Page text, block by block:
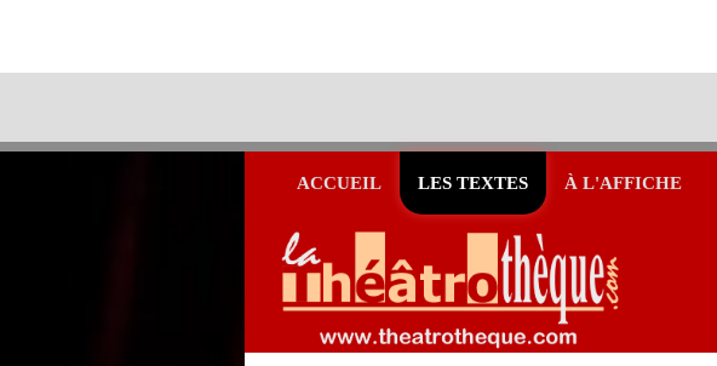
ACCUEIL LES TEXTES À L'AFFICHE